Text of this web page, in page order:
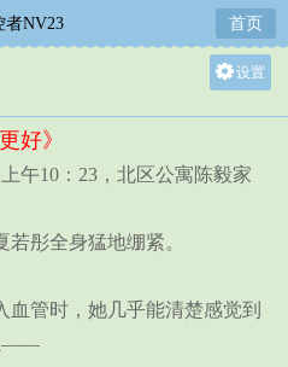
者NV23 首页
设置
中
好》
10：23，北区公寓陈毅家
彤全身猛地绷紧。
管时，她几乎能清楚感觉到
——